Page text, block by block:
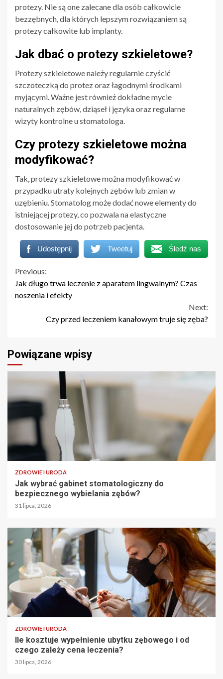
protezy. Nie są one zalecane dla osób całkowicie
bezzębnych, dla których lepszym rozwiązaniem są
protezy całkowite lub implanty.
Jak dbać o protezy szkieletowe?
Protezy szkieletowe należy regularnie czyścić
szczoteczką do protez oraz łagodnymi środkami
myjącymi. Ważne jest również dokładne mycie
naturalnych zębów, dziąseł i języka oraz regularne
wizyty kontrolne u stomatologa.
Czy protezy szkieletowe można
modyfikować?
Tak, protezy szkieletowe można modyfikować w
przypadku utraty kolejnych zębów lub zmian w
uzębieniu. Stomatolog może dodać nowe elementy do
istniejącej protezy, co pozwala na elastyczne
dostosowanie jej do potrzeb pacjenta.
Udostępnij Tweetuj Śledź nas
Continue
Reading
Previous:
Jak długo trwa leczenie z aparatem lingwalnym? Czas
noszenia i efekty
Next:
Czy przed leczeniem kanałowym truje się zęba?
Powiązane wpisy
ZDROWIE I URODA
Jak wybrać gabinet stomatologiczny do
bezpiecznego wybielania zębów?
31 lipca, 2026
ZDROWIE I URODA
Ile kosztuje wypełnienie ubytku zębowego i od
czego zależy cena leczenia?
30 lipca, 2026